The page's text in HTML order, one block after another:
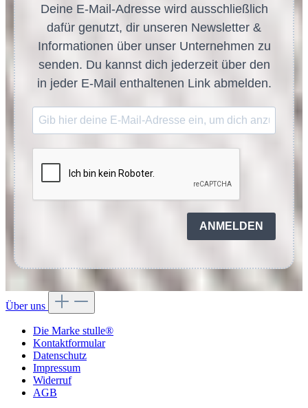
Deine E-Mail-Adresse wird ausschließlich
dafür genutzt, dir unseren Newsletter &
Informationen über unser Unternehmen zu
senden. Du kannst dich jederzeit über den
in jeder E-Mail enthaltenen Link abmelden.
ANMELDEN
Über uns
Die Marke stulle®
Kontaktformular
Datenschutz
Impressum
Widerruf
AGB